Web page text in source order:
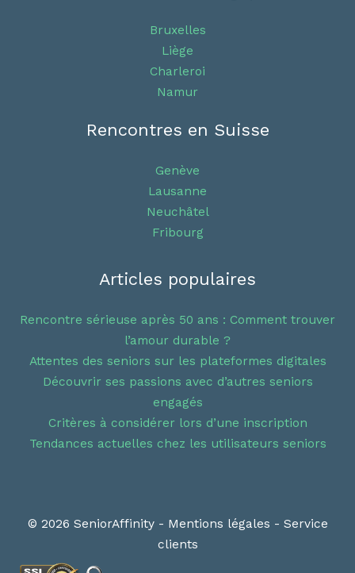
Bruxelles
Liège
Charleroi
Namur
Rencontres en Suisse
Genève
Lausanne
Neuchâtel
Fribourg
Articles populaires
Rencontre sérieuse après 50 ans : Comment trouver
l’amour durable ?
Attentes des seniors sur les plateformes digitales
Découvrir ses passions avec d’autres seniors
engagés
Critères à considérer lors d’une inscription
Tendances actuelles chez les utilisateurs seniors
© 2026 SeniorAffinity - Mentions légales - Service
clients